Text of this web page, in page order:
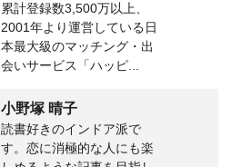
累計登録数3,500万以上、
2001年より運営している日
本最大級のマッチング・出
会いサービス「ハッピ...
小野塚 晴子
読書好きのインドア派で
す。恋に消極的な人にも楽